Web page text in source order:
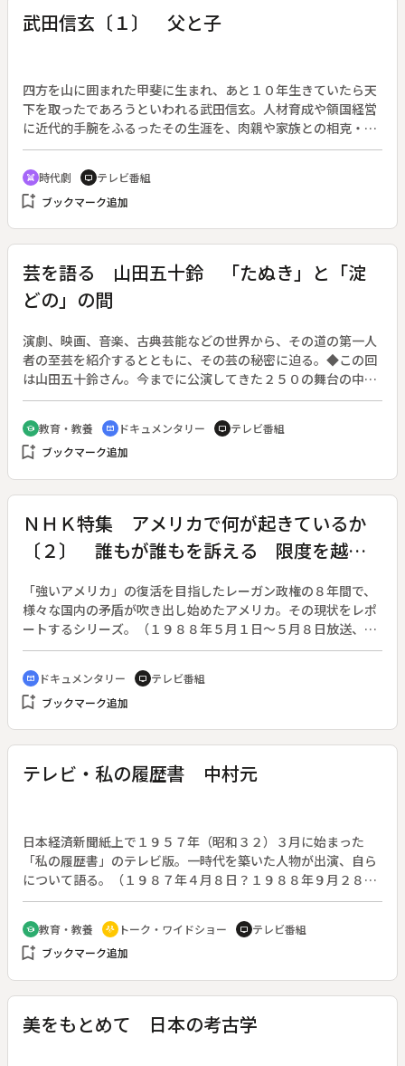
武田信玄〔１〕 父と子
四方を山に囲まれた甲斐に生まれ、あと１０年生きていたら天
下を取ったであろうといわれる武田信玄。人材育成や領国経営
に近代的手腕をふるったその生涯を、肉親や家族との相克・葛
藤を交えて雄大なスケールで描く。ＮＨＫ大河ドラマ第２６
作。原作：新田次郎。（１９８８年１月１０日～１２月１８日
放送、全５０回）◆第１回「父と子」。甲斐の領主・武田信虎
（平幹二朗）とその嫡男・晴信（真木蔵人、中井貴一）とは性
の口攻めで、晴信は夜討ちをかけてみごと城を落とすが、乱戦
のなか誤っておここ（南野陽子）という少女にけがをさせる。
彼女を山寺にかくまった晴信だが、京の公家・三条家の姫（紺
野美沙子）との縁談が持ち上がり、信虎におここを棄てよと言
swords 時代劇 tv テレビ番組
bookmark_add ブックマーク追加
芸を語る 山田五十鈴 「たぬき」と「淀
どの」の間
演劇、映画、音楽、古典芸能などの世界から、その道の第一人
者の至芸を紹介するとともに、その芸の秘密に迫る。◆この回
は山田五十鈴さん。今までに公演してきた２５０の舞台の中か
ら特に好評だった芝居を“五十鈴十種”として１０本選んだが、
その中の「たぬき」「淀どの日記」にまつわる苦労を語る。ま
た芸に厳しい両親の思い出や清元との出会いなど、彼女の芸の
土台になったエピソードを披露する。聞き手は山川静夫アナウ
school 教育・教養 cinematic_blur ドキュメンタリー tv テレビ番組
bookmark_add ブックマーク追加
ＮＨＫ特集 アメリカで何が起きているか
〔２〕 誰もが誰もを訴える 限度を越え
「強いアメリカ」の復活を目指したレーガン政権の８年間で、
様々な国内の矛盾が吹き出し始めたアメリカ。その現状をレポ
ートするシリーズ。（１９８８年５月１日～５月８日放送、全
３回）◆第２回。建国の理念「法の下の平等」を守るため、多
民族国家アメリカでは争い事は訴訟で決着をつけることがいわ
ばルールのようになってきた。しかしそれが限度を超え、企業
や自治体の財政をも圧迫する。商品の欠陥で企業を訴え、路上
０倍、弁護士は４７倍。そしてついに「知的所有権」を訴訟の
場に持ち出し、矛先を海外へ向け始めた。その最大の標的は日
本である。
cinematic_blur ドキュメンタリー tv テレビ番組
bookmark_add ブックマーク追加
テレビ・私の履歴書 中村元
日本経済新聞紙上で１９５７年（昭和３２）３月に始まった
「私の履歴書」のテレビ版。一時代を築いた人物が出演、自ら
について語る。（１９８７年４月８日？１９８８年９月２８
日、全７８回。出演者の肩書・年齢は放送当時のもの）◆第４
２回はインド哲学者の中村元さん（７５歳）。
school 教育・教養 adaptive_audio_mic トーク・ワイドショー tv テレビ番組
bookmark_add ブックマーク追加
美をもとめて 日本の考古学